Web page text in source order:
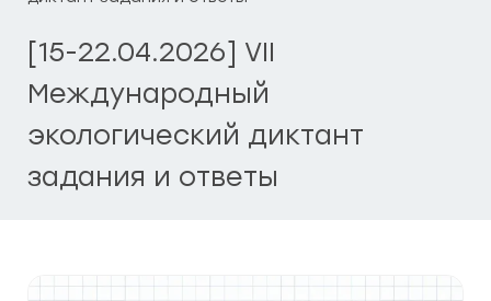
[15-22.04.2026] VII
Международный
экологический диктант
задания и ответы